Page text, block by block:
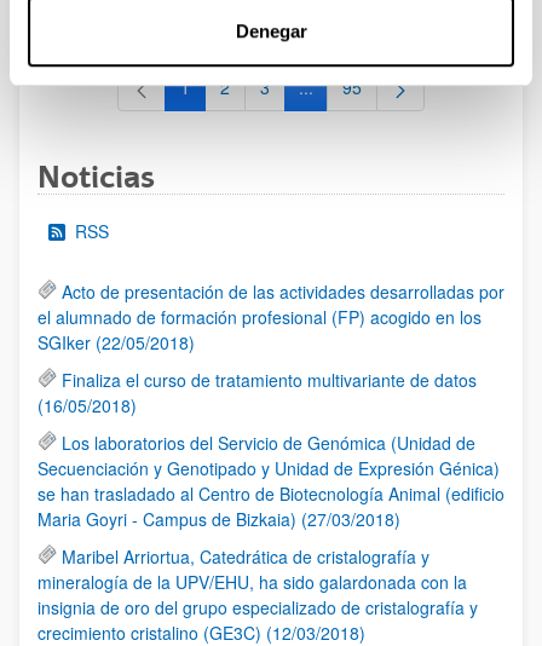
Denegar
Página
1 Página
2 Página
3 ...Páginas intermedias Use TAB
Página
95
Noticias
RSS
Acto de presentación de las actividades desarrolladas por
el alumnado de formación profesional (FP) acogido en los
SGIker (22/05/2018)
Finaliza el curso de tratamiento multivariante de datos
(16/05/2018)
Los laboratorios del Servicio de Genómica (Unidad de
Secuenciación y Genotipado y Unidad de Expresión Génica)
se han trasladado al Centro de Biotecnología Animal (edificio
Maria Goyri - Campus de Bizkaia) (27/03/2018)
Maribel Arriortua, Catedrática de cristalografía y
mineralogía de la UPV/EHU, ha sido galardonada con la
insignia de oro del grupo especializado de cristalografía y
crecimiento cristalino (GE3C) (12/03/2018)